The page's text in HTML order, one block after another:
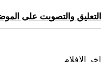
التعليق والتصويت على
اخر الافلام